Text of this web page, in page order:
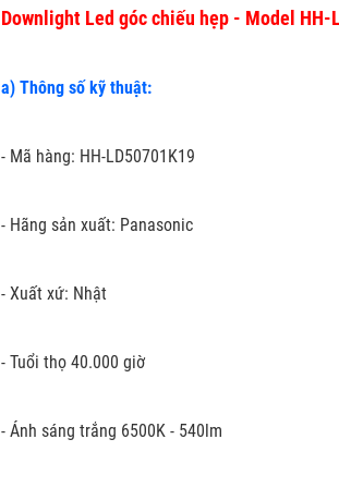
Downlight Led góc chiếu hẹp - Model HH-
a) Thông số kỹ thuật:
- Mã hàng: HH-LD50701K19
- Hãng sản xuất: Panasonic
- Xuất xứ: Nhật
- Tuổi thọ 40.000 giờ
- Ánh sáng trắng 6500K - 540lm